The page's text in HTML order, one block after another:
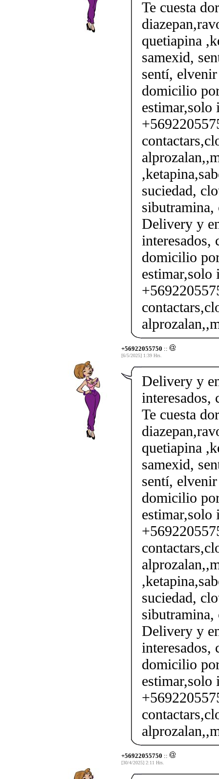
Te cuesta
quetiapina
samexid,
sentí,
domicilio
estimar,solo
suciedad,
Delivery y
interesados,
domicilio
estimar,solo
+56922055750 ::
[6/5/2025] 1:39 Hrs.
Delivery y
interesados,
Te cuesta
quetiapina
samexid,
sentí,
domicilio
estimar,solo
suciedad,
Delivery y
interesados,
domicilio
estimar,solo
+56922055750 ::
[30/4/2025] 2:11 Hrs.